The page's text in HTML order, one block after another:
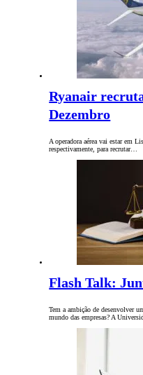
Ryanair
Dezembro
A operadora aérea vai estar em
respectivamente, para recrutar…
Flash Talk:
Tem a ambição de desenvolver
mundo das empresas? A